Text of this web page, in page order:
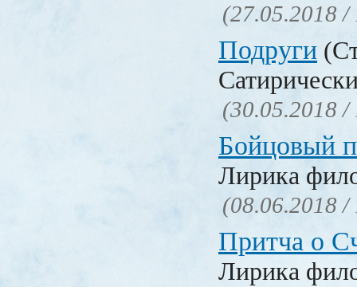
(27.05.2018 /
Подруги
(30.05.2018 /
Бойцовый
Лирика
(08.06.2018 /
Притча о
Лирика